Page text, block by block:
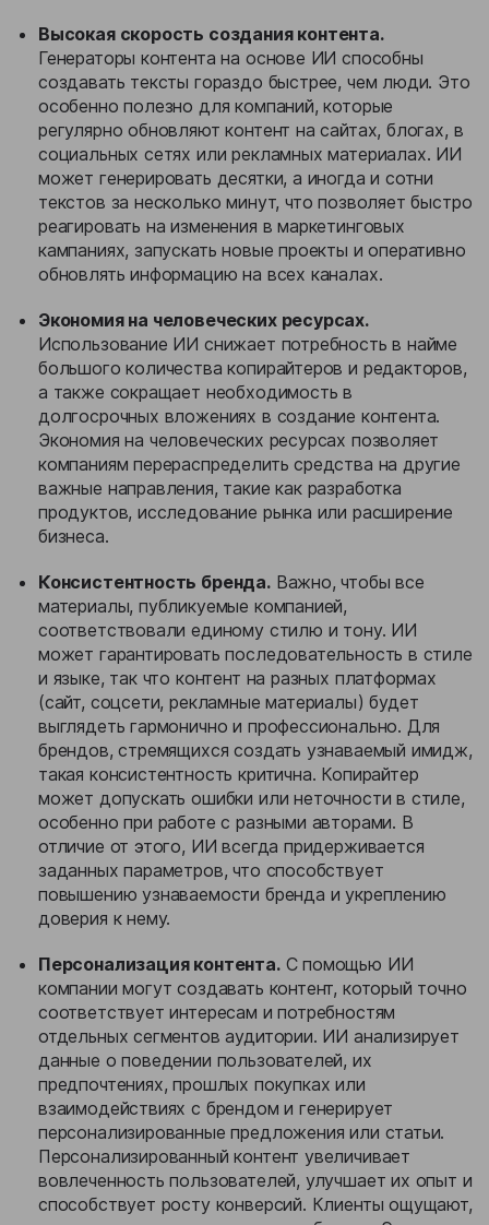
Высокая скорость создания контента.
Генераторы контента на основе ИИ способны
создавать тексты гораздо быстрее, чем люди. Это
особенно полезно для компаний, которые
регулярно обновляют контент на сайтах, блогах, в
социальных сетях или рекламных материалах. ИИ
может генерировать десятки, а иногда и сотни
текстов за несколько минут, что позволяет быстро
реагировать на изменения в маркетинговых
кампаниях, запускать новые проекты и оперативно
обновлять информацию на всех каналах.
Экономия на человеческих ресурсах.
Использование ИИ снижает потребность в найме
большого количества копирайтеров и редакторов,
а также сокращает необходимость в
долгосрочных вложениях в создание контента.
Экономия на человеческих ресурсах позволяет
компаниям перераспределить средства на другие
важные направления, такие как разработка
продуктов, исследование рынка или расширение
бизнеса.
Консистентность бренда.Важно, чтобы все
материалы, публикуемые компанией,
соответствовали единому стилю и тону. ИИ
может гарантировать последовательность в стиле
и языке, так что контент на разных платформах
(сайт, соцсети, рекламные материалы) будет
выглядеть гармонично и профессионально. Для
брендов, стремящихся создать узнаваемый имидж,
такая консистентность критична. Копирайтер
может допускать ошибки или неточности в стиле,
особенно при работе с разными авторами. В
отличие от этого, ИИ всегда придерживается
заданных параметров, что способствует
повышению узнаваемости бренда и укреплению
доверия к нему.
Персонализация контента.С помощью ИИ
компании могут создавать контент, который точно
соответствует интересам и потребностям
отдельных сегментов аудитории. ИИ анализирует
данные о поведении пользователей, их
предпочтениях, прошлых покупках или
взаимодействиях с брендом и генерирует
персонализированные предложения или статьи.
Персонализированный контент увеличивает
вовлеченность пользователей, улучшает их опыт и
способствует росту конверсий. Клиенты ощущают,